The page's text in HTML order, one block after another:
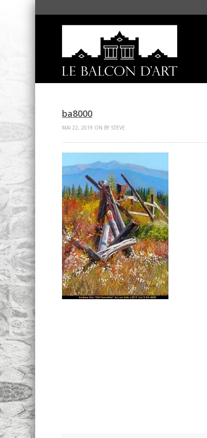
ba8000
MAI 22, 2019 ON BY STEVE